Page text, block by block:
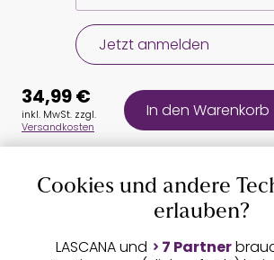
Jetzt anmelden
Auszeichnungen
34,99 €
inkl. MwSt. zzgl.
Versandkosten
In den Warenkorb
Cookies und andere
erlauben?
LASCANA und 7 Partner